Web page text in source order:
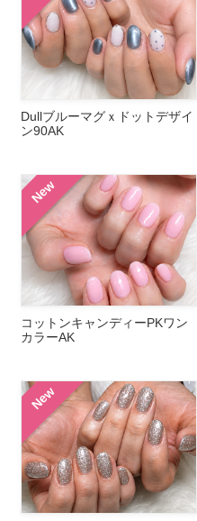
Dullブルーマグｘドットデザイ
ン90AK
New
コットンキャンディーPKワン
カラーAK
New